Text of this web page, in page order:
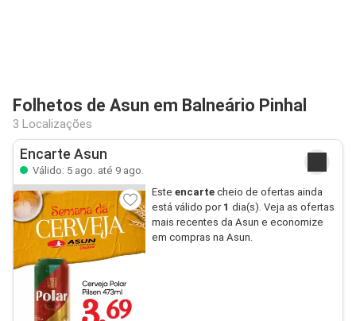
Folhetos de Asun em Balneário Pinhal
3 Localizações
Encarte Asun
Válido: 5 ago. até 9 ago.
Este encartecheio de ofertas ainda
está válido por 1 dia(s). Veja as ofertas
mais recentes da Asun e economize
em compras na Asun.